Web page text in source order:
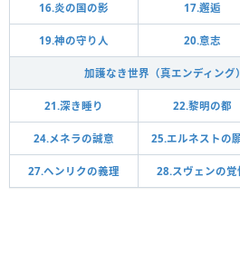
16.炎の国の影 17.邂逅
19.神の守り人 20.意志
加護なき世界（真エンディング）
21.深き睡り 22.黎明の都
24.メネラの誠意 25.エルネストの
27.ヘンリクの義理 28.スヴェンの覚